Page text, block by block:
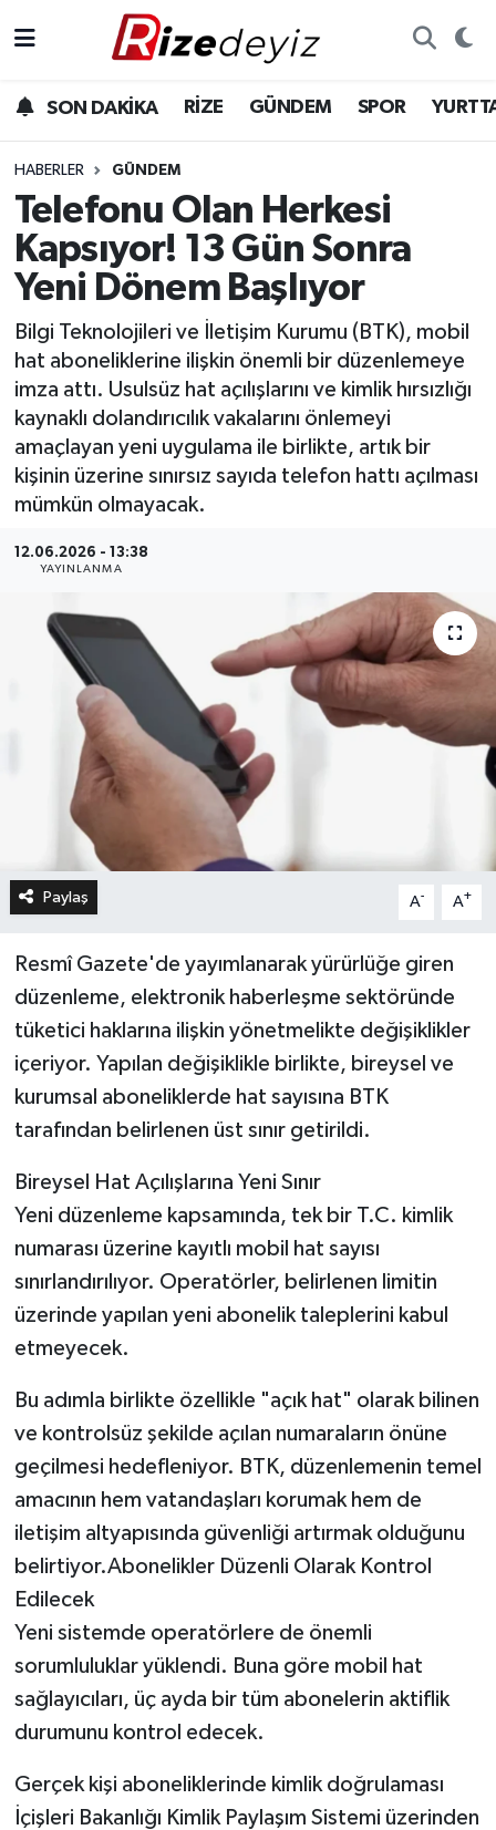
SON DAKİKA RİZE GÜNDEM SPOR
HABERLER GÜNDEM
Telefonu Olan Herkesi
Kapsıyor! 13 Gün Sonra
Yeni Dönem Başlıyor
Bilgi Teknolojileri ve İletişim Kurumu (BTK), mobil
hat aboneliklerine ilişkin önemli bir düzenlemeye
imza attı. Usulsüz hat açılışlarını ve kimlik hırsızlığı
kaynaklı dolandırıcılık vakalarını önlemeyi
amaçlayan yeni uygulama ile birlikte, artık bir
kişinin üzerine sınırsız sayıda telefon hattı açılması
mümkün olmayacak.
12.06.2026 - 13:38
YAYINLANMA
Paylaş A- A+
Resmî Gazete'de yayımlanarak yürürlüğe giren
düzenleme, elektronik haberleşme sektöründe
tüketici haklarına ilişkin yönetmelikte değişiklikler
içeriyor. Yapılan değişiklikle birlikte, bireysel ve
kurumsal aboneliklerde hat sayısına BTK
tarafından belirlenen üst sınır getirildi.
Bireysel Hat Açılışlarına Yeni Sınır
Yeni düzenleme kapsamında, tek bir T.C. kimlik
numarası üzerine kayıtlı mobil hat sayısı
sınırlandırılıyor. Operatörler, belirlenen limitin
üzerinde yapılan yeni abonelik taleplerini kabul
etmeyecek.
Bu adımla birlikte özellikle "açık hat" olarak bilinen
ve kontrolsüz şekilde açılan numaraların önüne
geçilmesi hedefleniyor. BTK, düzenlemenin temel
amacının hem vatandaşları korumak hem de
iletişim altyapısında güvenliği artırmak olduğunu
belirtiyor.Abonelikler Düzenli Olarak Kontrol
Edilecek
Yeni sistemde operatörlere de önemli
sorumluluklar yüklendi. Buna göre mobil hat
sağlayıcıları, üç ayda bir tüm abonelerin aktiflik
durumunu kontrol edecek.
Gerçek kişi aboneliklerinde kimlik doğrulaması
İçişleri Bakanlığı Kimlik Paylaşım Sistemi üzerinden
Gündem
Yurttan Haberler
Ekonomi
Sağlık
Rize Hava Durumu
Rize Trafik Yoğunluk Haritası
Süper Lig Puan Durumu ve Fikstür
Son Dakika Haberleri
Haber Arşivi